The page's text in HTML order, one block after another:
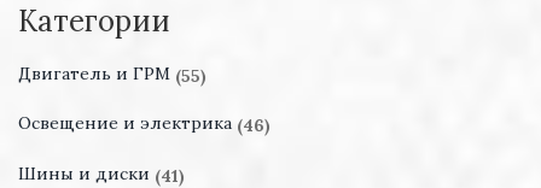
Категории
Двигатель и ГРМ (55)
Освещение и электрика (46)
Шины и диски (41)